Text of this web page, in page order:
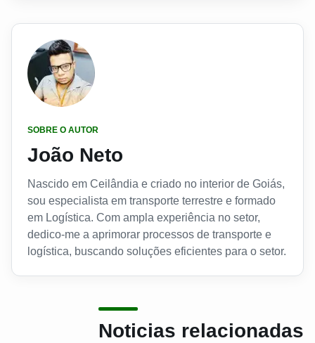
SOBRE O AUTOR
João Neto
Nascido em Ceilândia e criado no interior de Goiás,
sou especialista em transporte terrestre e formado
em Logística. Com ampla experiência no setor,
dedico-me a aprimorar processos de transporte e
logística, buscando soluções eficientes para o setor.
Noticias relacionadas